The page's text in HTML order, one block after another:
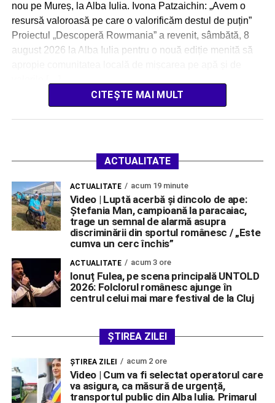
nou pe Mureș, la Alba Iulia. Ivona Patzaichin: „Avem o
resursă valoroasă pe care o valorificăm destul de puțin”
Proiectul „Descoperă Rowmania” a revenit, sâmbătă, 8
august 2026 la Alba Iulia pentru o nouă ediție menită să
CITEȘTE MAI MULT
ACTUALITATE
ACTUALITATE acum 19 minute
Video | Luptă acerbă și dincolo de ape:
Ștefania Man, campioană la paracaiac,
trage un semnal de alarmă asupra
discriminării din sportul românesc / „Este
cumva un cerc închis”
ACTUALITATE acum 3 ore
Ionuț Fulea, pe scena principală UNTOLD
2026: Folclorul românesc ajunge în
centrul celui mai mare festival de la Cluj
ȘTIREA ZILEI
ŞTIREA ZILEI acum 2 ore
Video | Cum va fi selectat operatorul care
va asigura, ca măsură de urgență,
transportul public din Alba Iulia. Primarul